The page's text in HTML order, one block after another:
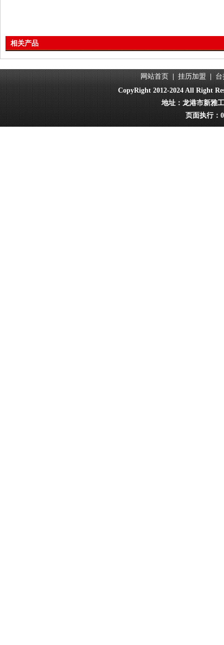
相关产品
网站首页 挂历加盟
CopyRight 2012-2024 All Right
地址：龙港市新雅
页面执行：